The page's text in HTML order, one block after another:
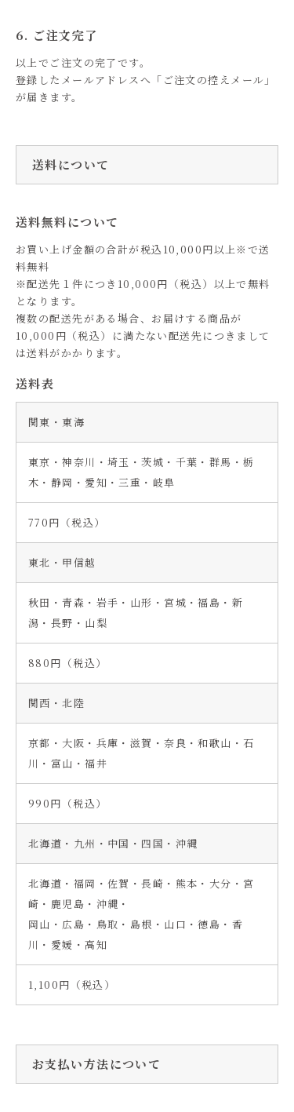
6. ご注文完了
以上でご注文の完了です。
登録したメールアドレスへ「ご注文の控えメール」
が届きます。
送料について
送料無料について
お買い上げ金額の合計が税込10,000円以上※で送
料無料
※配送先１件につき10,000円（税込）以上で無料
となります。
複数の配送先がある場合、お届けする商品が
10,000円（税込）に満たない配送先につきまして
は送料がかかります。
送料表
関東・東海
東京・神奈川・埼玉・茨城・千葉・群馬・栃
木・静岡・愛知・三重・岐阜
770円（税込）
東北・甲信越
秋田・青森・岩手・山形・宮城・福島・新
潟・長野・山梨
880円（税込）
関西・北陸
京都・大阪・兵庫・滋賀・奈良・和歌山・石
川・富山・福井
990円（税込）
北海道・九州・中国・四国・沖縄
北海道・福岡・佐賀・長崎・熊本・大分・宮
崎・鹿児島・沖縄・
岡山・広島・鳥取・島根・山口・徳島・香
川・愛媛・高知
1,100円（税込）
お支払い方法について